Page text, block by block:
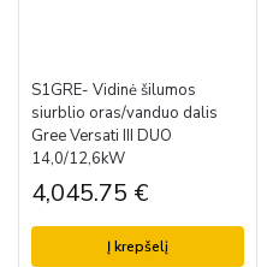
S1GRE- Vidinė šilumos
siurblio oras/vanduo dalis
Gree Versati III DUO
14,0/12,6kW
4,045.75 €
Į krepšelį